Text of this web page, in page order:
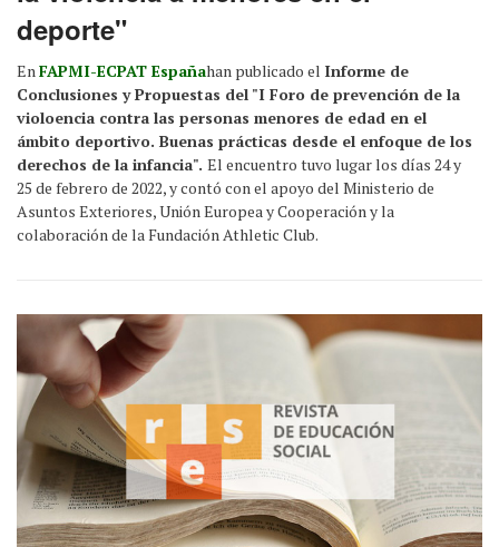
deporte"
EnFAPMI-ECPAT Españahan publicado el Informe de
Conclusiones y Propuestas del "I Foro de prevención de la
violoencia contra las personas menores de edad en el
ámbito deportivo. Buenas prácticas desde el enfoque de los
derechos de la infancia". El encuentro tuvo lugar los días 24 y
25 de febrero de 2022, y contó con el apoyo del Ministerio de
Asuntos Exteriores, Unión Europea y Cooperación y la
colaboración de la Fundación Athletic Club.